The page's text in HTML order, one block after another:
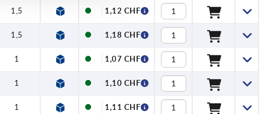
1,5 1,12 CHF
1,5 1,18 CHF
1 1,07 CHF
1 1,10 CHF
1 1,11 CHF